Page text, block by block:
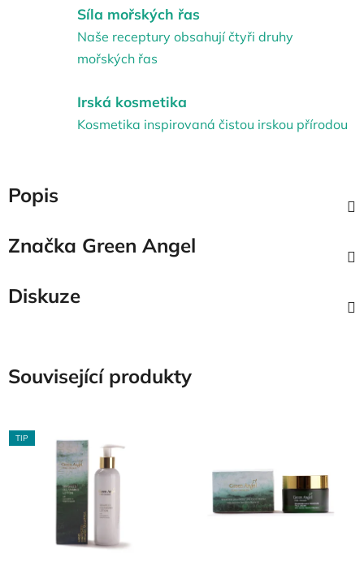
Síla mořských řas
Naše receptury obsahují čtyři druhy
mořských řas
Irská kosmetika
Kosmetika inspirovaná čistou irskou přírodou
Popis
Značka Green Angel
Diskuze
Související produkty
TIP